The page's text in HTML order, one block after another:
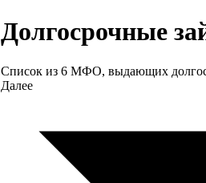
Долгосрочные
Список из 6 МФО, выдающих
Далее